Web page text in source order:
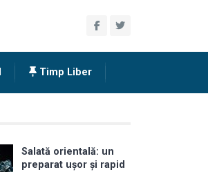
Timp Liber
Salată orientală: un
preparat ușor și rapid